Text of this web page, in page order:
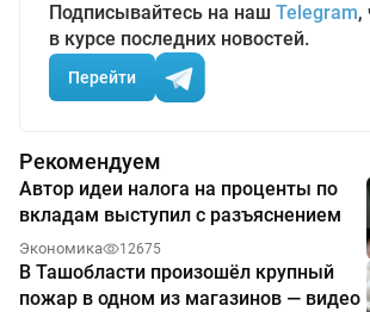
Подписывайтесь на наш Telegram,
в курсе последних новостей.
Перейти
Рекомендуем
Автор идеи налога на проценты по
вкладам выступил с разъяснением
Экономика 12675
В Ташобласти произошёл крупный
пожар в одном из магазинов — видео